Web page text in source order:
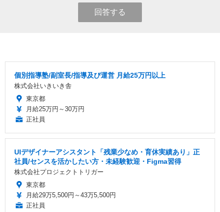
回答する
個別指導塾/副室長/指導及び運営 月給25万円以上
株式会社いきいき舎
東京都
月給25万円～30万円
正社員
UIデザイナーアシスタント「残業少なめ・育休実績あり」正
社員/センスを活かしたい方・未経験歓迎・Figma習得
株式会社プロジェクトトリガー
東京都
月給29万5,500円～43万5,500円
正社員